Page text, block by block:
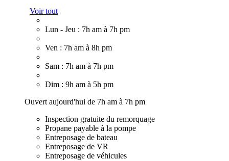
Voir tout
Lun - Jeu : 7h am à 7h pm
Ven : 7h am à 8h pm
Sam : 7h am à 7h pm
Dim : 9h am à 5h pm
Ouvert aujourd'hui de 7h am à 7h pm
Inspection gratuite du remorquage
Propane payable à la pompe
Entreposage de bateau
Entreposage de VR
Entreposage de véhicules